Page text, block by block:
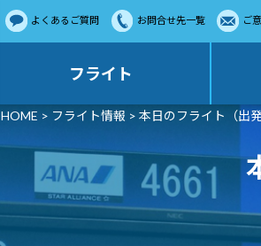
よくあるご質問 お問合せ先一覧 ご
フライト
HOME > フライト情報 > 本日のフライト（出発